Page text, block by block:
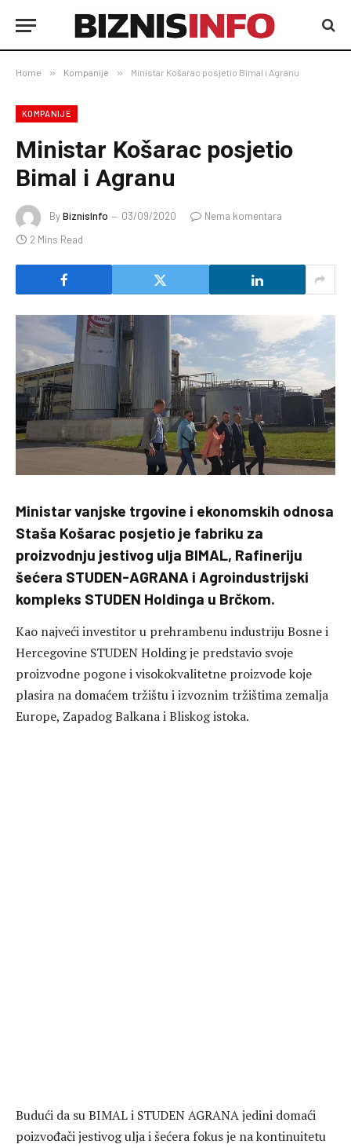
Home » Kompanije » Ministar Košarac posjetio Bimal i Agranu
KOMPANIJE
Ministar Košarac posjetio
Bimal i Agranu
ByBiznisInfo 03/09/2020
Nema komentara
2 Mins Read
Ministar vanjske trgovine i ekonomskih odnosa
Staša Košarac posjetio je fabriku za
proizvodnju jestivog ulja BIMAL, Rafineriju
šećera STUDEN-AGRANA i Agroindustrijski
kompleks STUDEN Holdinga u Brčkom.
Kao najveći investitor u prehrambenu industriju Bosne i
Hercegovine STUDEN Holding je predstavio svoje
proizvodne pogone i visokokvalitetne proizvode koje
plasira na domaćem tržištu i izvoznim tržištima zemalja
Europe, Zapadog Balkana i Bliskog istoka.
Budući da su BIMAL i STUDEN AGRANA jedini domaći
poizvođači jestivog ulja i šećera fokus je na kontinuitetu